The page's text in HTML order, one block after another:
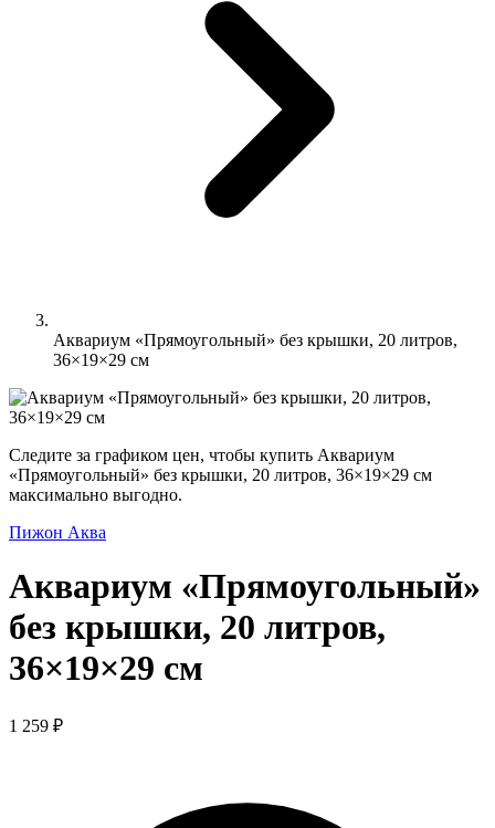
Аквариум «Прямоугольный» без крышки, 20 литров,
36×19×29 см
Следите за графиком цен, чтобы купить Аквариум
«Прямоугольный» без крышки, 20 литров, 36×19×29 см
максимально выгодно.
Пижон Аква
Аквариум «Прямоугольный»
без крышки, 20 литров,
36×19×29 см
1 259 ₽